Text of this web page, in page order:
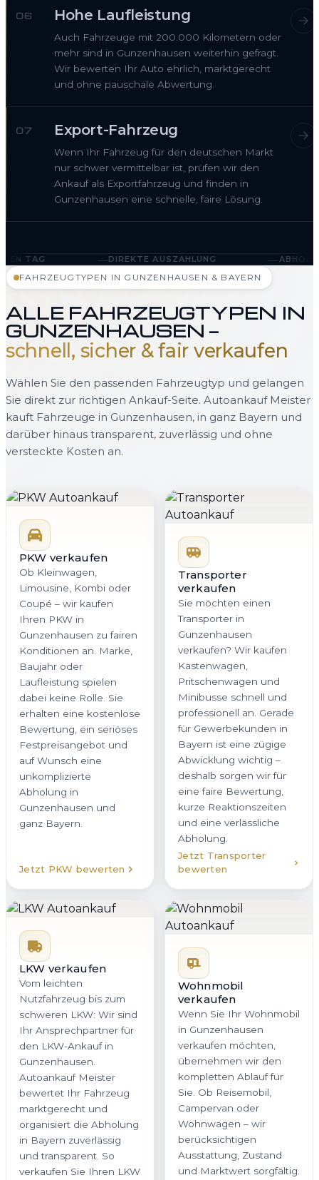
06 Hohe Laufleistung
Auch Fahrzeuge mit 200.000 Kilometern oder
mehr sind in Gunzenhausen weiterhin gefragt.
Wir bewerten Ihr Auto ehrlich, marktgerecht
und ohne pauschale Abwertung.
07 Export-Fahrzeug
Wenn Ihr Fahrzeug für den deutschen Markt
nur schwer vermittelbar ist, prüfen wir den
Ankauf als Exportfahrzeug und finden in
Gunzenhausen eine schnelle, faire Lösung.
—DIREKTE AUSZAHLUNG —ABHOLUNG IN
FAHRZEUGTYPEN IN GUNZENHAUSEN & BAYERN
ALLE FAHRZEUGTYPEN IN
GUNZENHAUSEN —
schnell, sicher & fair verkaufen
Wählen Sie den passenden Fahrzeugtyp und gelangen
Sie direkt zur richtigen Ankauf-Seite. Autoankauf Meister
kauft Fahrzeuge in Gunzenhausen, in ganz Bayern und
darüber hinaus transparent, zuverlässig und ohne
versteckte Kosten an.
PKW verkaufen
Ob Kleinwagen,
Limousine, Kombi oder
Coupé – wir kaufen
Ihren PKW in
Gunzenhausen zu fairen
Konditionen an. Marke,
Baujahr oder
Laufleistung spielen
dabei keine Rolle. Sie
erhalten eine kostenlose
Bewertung, ein seriöses
Festpreisangebot und
auf Wunsch eine
unkomplizierte
Abholung in
Gunzenhausen und
ganz Bayern.
Jetzt PKW bewerten
Transporter
verkaufen
Sie möchten einen
Transporter in
Gunzenhausen
verkaufen? Wir kaufen
Kastenwagen,
Pritschenwagen und
Minibusse schnell und
professionell an. Gerade
für Gewerbekunden in
Bayern ist eine zügige
Abwicklung wichtig –
deshalb sorgen wir für
eine faire Bewertung,
kurze Reaktionszeiten
und eine verlässliche
Abholung.
Jetzt Transporter
bewerten
LKW verkaufen
Vom leichten
Nutzfahrzeug bis zum
schweren LKW: Wir sind
Ihr Ansprechpartner für
den LKW-Ankauf in
Gunzenhausen.
Autoankauf Meister
bewertet Ihr Fahrzeug
marktgerecht und
organisiert die Abholung
in Bayern zuverlässig
und transparent. So
verkaufen Sie Ihren LKW
Wohnmobil
verkaufen
Wenn Sie Ihr Wohnmobil
in Gunzenhausen
verkaufen möchten,
übernehmen wir den
kompletten Ablauf für
Sie. Ob Reisemobil,
Campervan oder
Wohnwagen – wir
berücksichtigen
Ausstattung, Zustand
und Marktwert sorgfältig.